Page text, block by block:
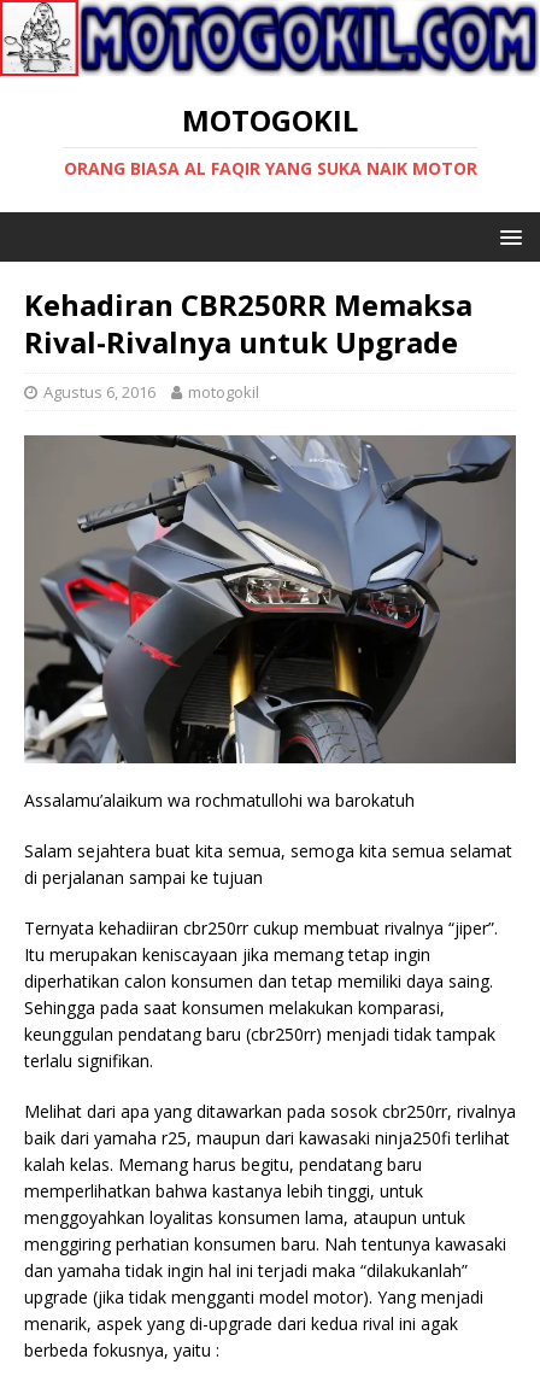
MOTOGOKIL
ORANG BIASA AL FAQIR YANG SUKA NAIK MOTOR
Kehadiran CBR250RR Memaksa
Rival-Rivalnya untuk Upgrade
Agustus 6, 2016 motogokil
Assalamu’alaikum wa rochmatullohi wa barokatuh
Salam sejahtera buat kita semua, semoga kita semua selamat
di perjalanan sampai ke tujuan
Ternyata kehadiiran cbr250rr cukup membuat rivalnya “jiper”.
Itu merupakan keniscayaan jika memang tetap ingin
diperhatikan calon konsumen dan tetap memiliki daya saing.
Sehingga pada saat konsumen melakukan komparasi,
keunggulan pendatang baru (cbr250rr) menjadi tidak tampak
terlalu signifikan.
Melihat dari apa yang ditawarkan pada sosok cbr250rr, rivalnya
baik dari yamaha r25, maupun dari kawasaki ninja250fi terlihat
kalah kelas. Memang harus begitu, pendatang baru
memperlihatkan bahwa kastanya lebih tinggi, untuk
menggoyahkan loyalitas konsumen lama, ataupun untuk
menggiring perhatian konsumen baru. Nah tentunya kawasaki
dan yamaha tidak ingin hal ini terjadi maka “dilakukanlah”
upgrade (jika tidak mengganti model motor). Yang menjadi
menarik, aspek yang di-upgrade dari kedua rival ini agak
berbeda fokusnya, yaitu :